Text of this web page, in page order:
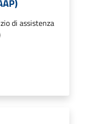
di assistenza